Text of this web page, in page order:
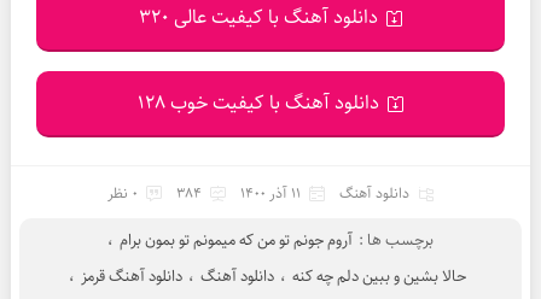
دانلود آهنگ با کیفیت عالی 320
دانلود آهنگ با کیفیت خوب 128
دانلود آهنگ 11 آذر 1400 384 0 نظر
برچسب ها : آروم جونم تو من که میمونم تو بمون برام ،
حالا بشین و ببین دلم چه کنه ، دانلود آهنگ ، دانلود آهنگ قرمز ،